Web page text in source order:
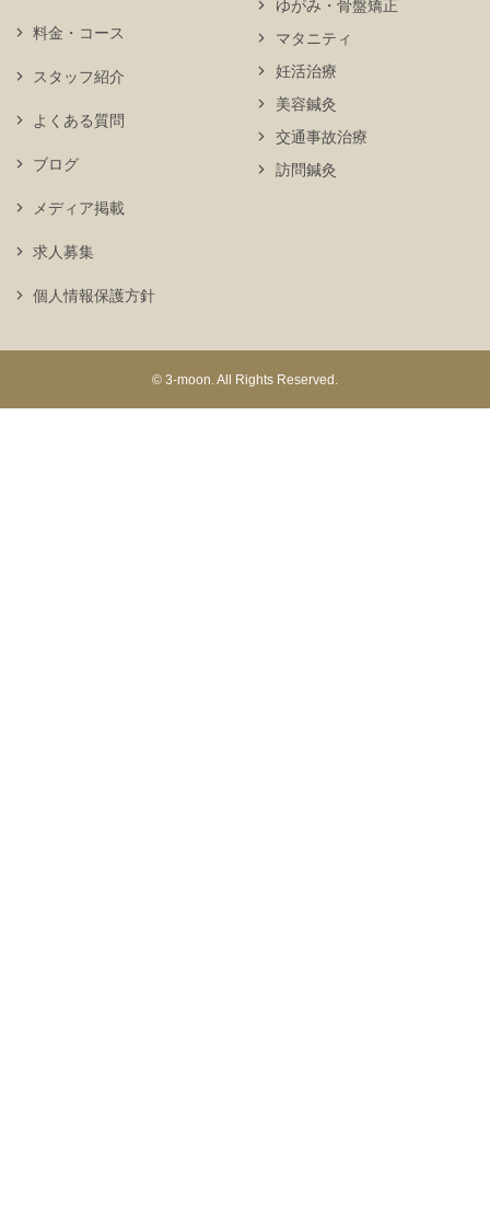
ゆがみ・骨盤矯正
マタニティ
妊活治療
美容鍼灸
交通事故治療
訪問鍼灸
料金・コース
スタッフ紹介
よくある質問
ブログ
メディア掲載
求人募集
個人情報保護方針
© 3-moon. All Rights Reserved.